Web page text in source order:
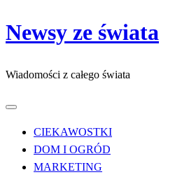
Przejdź
do
Newsy ze świata
Wiadomości z całego świata
CIEKAWOSTKI
DOM I OGRÓD
MARKETING